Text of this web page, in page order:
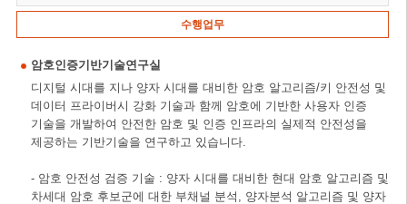
수행업무
암호인증기반기술연구실
디지털 시대를 지나 양자 시대를 대비한 암호 알고리즘/키 안전성 및
데이터 프라이버시 강화 기술과 함께 암호에 기반한 사용자 인증
기술을 개발하여 안전한 암호 및 인증 인프라의 실제적 안전성을
제공하는 기반기술을 연구하고 있습니다.
- 암호 안전성 검증 기술 : 양자 시대를 대비한 현대 암호 알고리즘 및
차세대 암호 후보군에 대한 부채널 분석, 양자분석 알고리즘 및 양자